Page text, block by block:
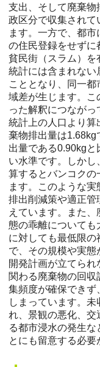
支出、そして廃棄物
政区分で収集されて
ます。一方で、都
の住民登録をせずに
貧民街（スラム）を
統計には含まれない
こととなり、同一
域差が生じます。こ
った解釈につながっ
統計上の人口より
棄物排出量は
出量である0.90kg
い水準です。しか
算するとバンコクの
ます。このような
排出削減策や適正管
えています。また
態の乖離についても
に対しても最低限
で、その規模や実
開発計画が立てら
関わる廃棄物の回収
集頻度が確保できず
しまっています。
れ、景観の悪化、交
る都市浸水の発生な
とにも留意する必要